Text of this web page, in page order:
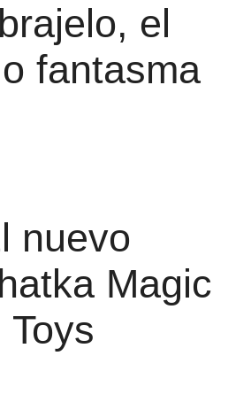
el
fantasma
nuevo
Magic
Toys